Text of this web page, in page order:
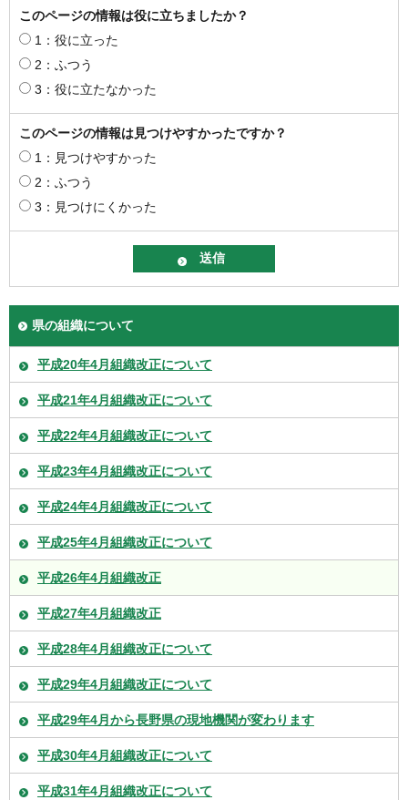
このページの情報は役に立ちましたか？
1：役に立った
2：ふつう
3：役に立たなかった
このページの情報は見つけやすかったですか？
1：見つけやすかった
2：ふつう
3：見つけにくかった
県の組織について
平成20年4月組織改正について
平成21年4月組織改正について
平成22年4月組織改正について
平成23年4月組織改正について
平成24年4月組織改正について
平成25年4月組織改正について
平成26年4月組織改正
平成27年4月組織改正
平成28年4月組織改正について
平成29年4月組織改正について
平成29年4月から長野県の現地機関が変わります
平成30年4月組織改正について
平成31年4月組織改正について